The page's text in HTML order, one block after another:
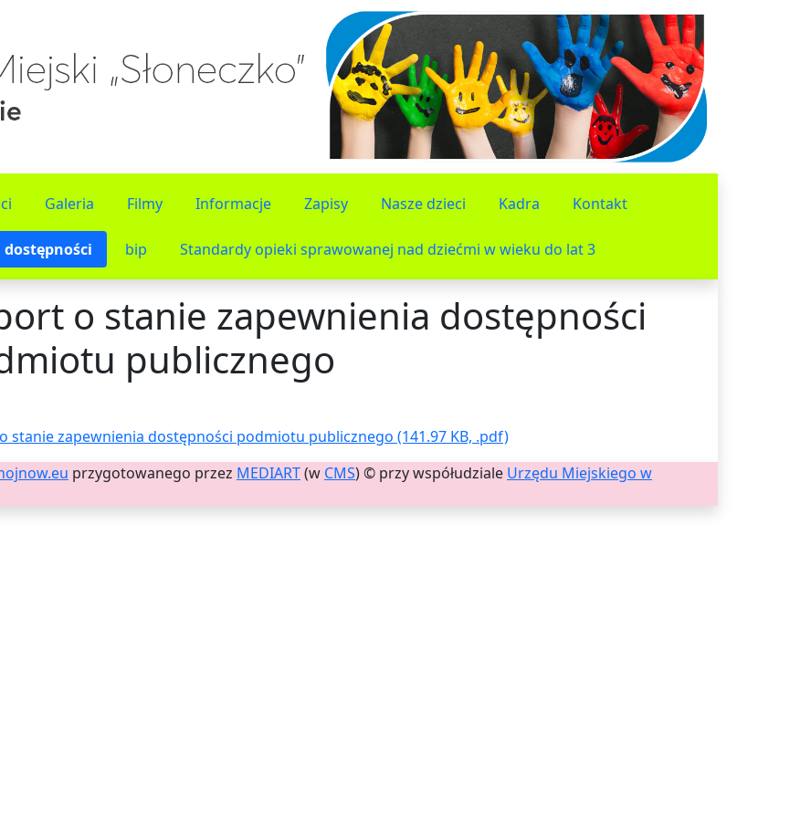
Galeria Filmy Informacje Zapisy Nasze dzieci Kadra Kontakt
bip Standardy opieki sprawowanej nad dziećmi w wieku do lat 3
o stanie zapewnienia dostępności
publicznego
stanie zapewnienia dostępności podmiotu publicznego (141.97 KB, .pdf)
przygotowanego przez MEDIART(w CMS) © przy współudziale Urzędu Miejskiego w